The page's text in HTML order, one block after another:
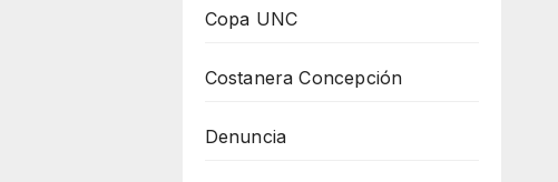
Copa UNC
Costanera Concepción
Denuncia